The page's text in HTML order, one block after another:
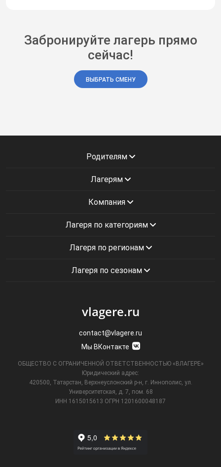
Забронируйте лагерь прямо
сейчас!
ВЫБРАТЬ СМЕНУ
Родителям
Лагерям
Компания
Лагеря по категориям
Лагеря по регионам
Лагеря по сезонам
vlagere.ru
contact@vlagere.ru
Мы ВКонтакте
ОБЩЕСТВО С ОГРАНИЧЕННОЙ ОТВЕТСТВЕННОСТЬЮ «ВЛАГЕРЕ»
Юридический адрес:
420500, Татарстан, Верхнеуслонский р-н, г. Иннополис, ул.
Университетская,
д. 7, пом. 68
ИНН 1615015613 ОГРН 1201600048187